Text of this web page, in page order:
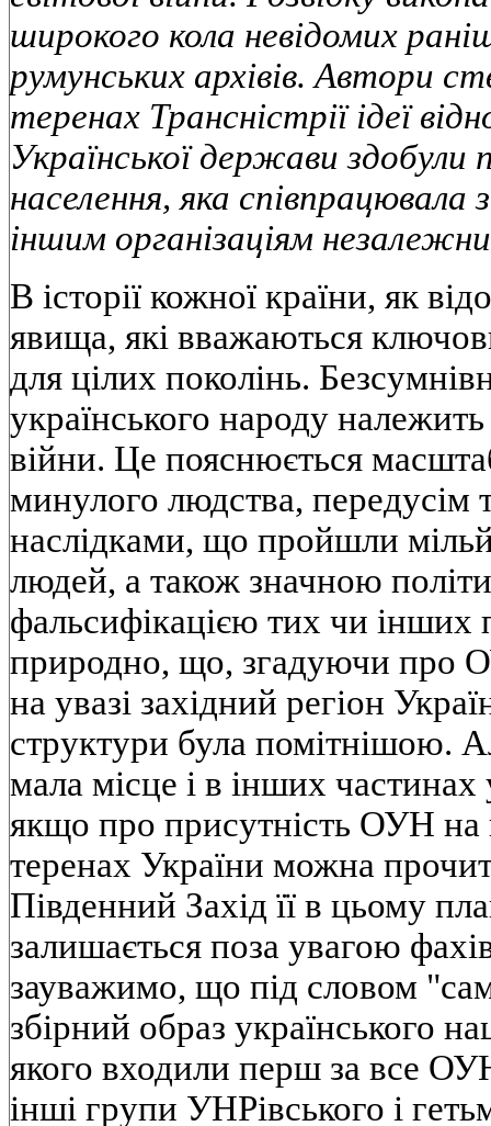
широкого кола невідомих
румунських архівів. Автори
теренах Трансністрії ідеї
Української держави
населення, яка
іншим організаціям
В історії кожної країни, як
явища, які вважаються
для цілих поколінь.
українського народу належить
війни. Це пояснюється
минулого людства, передусім
наслідками, що пройшли
людей, а також значною
фальсифікацією тих чи інших
природно, що, згадуючи про
на увазі західний регіон
структури була помітнішою.
мала місце і в інших частинах
якщо про присутність ОУН на
теренах України можна
Південний Захід її в цьому
залишається поза увагою
зауважимо, що під словом
збірний образ українського
якого входили перш за все
інші групи УНРівського і